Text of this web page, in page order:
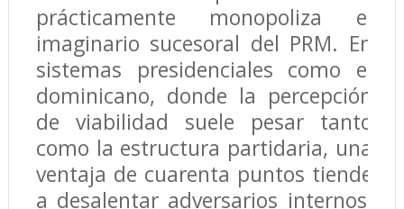
prácticamente monopoliza el
imaginario sucesoral del PRM. En
sistemas presidenciales como el
dominicano, donde la percepción
de viabilidad suele pesar tanto
como la estructura partidaria, una
ventaja de cuarenta puntos tiende
a desalentar adversarios internos,